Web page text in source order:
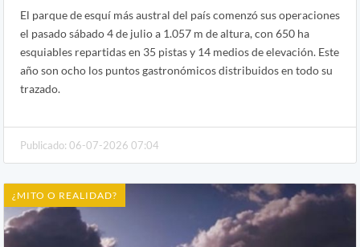
El parque de esquí más austral del país comenzó sus operaciones
el pasado sábado 4 de julio a 1.057 m de altura, con 650 ha
esquiables repartidas en 35 pistas y 14 medios de elevación. Este
año son ocho los puntos gastronómicos distribuidos en todo su
trazado.
Publicado: 06-07-2026 07:04
¿MITO O REALIDAD?